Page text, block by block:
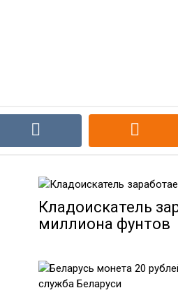
Кладоискатель
миллиона фунтов